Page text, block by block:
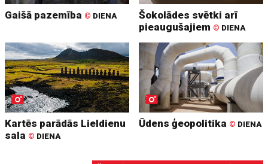
Gaišā pazemība © DIENA
Šokolādes svētki arī
pieaugušajiem © DIENA
Kartēs parādās Lieldienu
sala © DIENA
Ūdens ģeopolitika © DIENA